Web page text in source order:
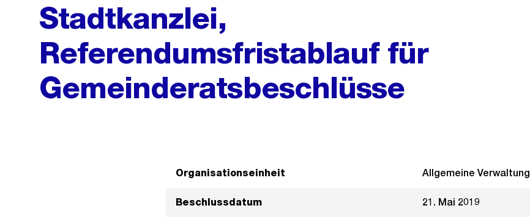
Stadtkanzlei,
Referendumsfristablauf für
Gemeinderatsbeschlüsse
Organisationseinheit Allgemeine Verwaltung
Beschlussdatum 21. Mai 2019